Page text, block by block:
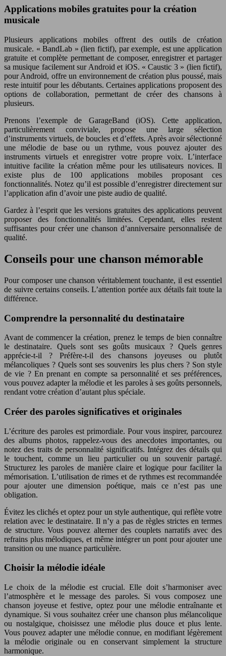
Applications mobiles gratuites pour la création
musicale
Plusieurs applications mobiles offrent des outils de création
musicale. « BandLab » (lien fictif), par exemple, est une application
gratuite et complète permettant de composer, enregistrer et partager
sa musique facilement sur Android et iOS. « Caustic 3 » (lien fictif),
pour Android, offre un environnement de création plus poussé, mais
reste intuitif pour les débutants. Certaines applications proposent des
options de collaboration, permettant de créer des chansons à
plusieurs.
Prenons l’exemple de GarageBand (iOS). Cette application,
particulièrement conviviale, propose une large sélection
d’instruments virtuels, de boucles et d’effets. Après avoir sélectionné
une mélodie de base ou un rythme, vous pouvez ajouter des
instruments virtuels et enregistrer votre propre voix. L’interface
intuitive facilite la création même pour les utilisateurs novices. Il
existe plus de 100 applications mobiles proposant ces
fonctionnalités. Notez qu’il est possible d’enregistrer directement sur
l’application afin d’avoir une piste audio de qualité.
Gardez à l’esprit que les versions gratuites des applications peuvent
proposer des fonctionnalités limitées. Cependant, elles restent
suffisantes pour créer une chanson d’anniversaire personnalisée de
qualité.
Conseils pour une chanson mémorable
Pour composer une chanson véritablement touchante, il est essentiel
de suivre certains conseils. L’attention portée aux détails fait toute la
différence.
Comprendre la personnalité du destinataire
Avant de commencer la création, prenez le temps de bien connaître
le destinataire. Quels sont ses goûts musicaux ? Quels genres
apprécie-t-il ? Préfère-t-il des chansons joyeuses ou plutôt
mélancoliques ? Quels sont ses souvenirs les plus chers ? Son style
de vie ? En prenant en compte sa personnalité et ses préférences,
vous pouvez adapter la mélodie et les paroles à ses goûts personnels,
rendant votre création d’autant plus spéciale.
Créer des paroles significatives et originales
L’écriture des paroles est primordiale. Pour vous inspirer, parcourez
des albums photos, rappelez-vous des anecdotes importantes, ou
notez des traits de personnalité significatifs. Intégrez des détails qui
le touchent, comme un lieu particulier ou un souvenir partagé.
Structurez les paroles de manière claire et logique pour faciliter la
mémorisation. L’utilisation de rimes et de rythmes est recommandée
pour ajouter une dimension poétique, mais ce n’est pas une
obligation.
Évitez les clichés et optez pour un style authentique, qui reflète votre
relation avec le destinataire. Il n’y a pas de règles strictes en termes
de structure. Vous pouvez alterner des couplets narratifs avec des
refrains plus mélodiques, et même intégrer un pont pour ajouter une
transition ou une nuance particulière.
Choisir la mélodie idéale
Le choix de la mélodie est crucial. Elle doit s’harmoniser avec
l’atmosphère et le message des paroles. Si vous composez une
chanson joyeuse et festive, optez pour une mélodie entraînante et
dynamique. Si vous souhaitez créer une chanson plus mélancolique
ou nostalgique, choisissez une mélodie plus douce et plus lente.
Vous pouvez adapter une mélodie connue, en modifiant légèrement
la mélodie originale ou en conservant simplement la structure
harmonique.